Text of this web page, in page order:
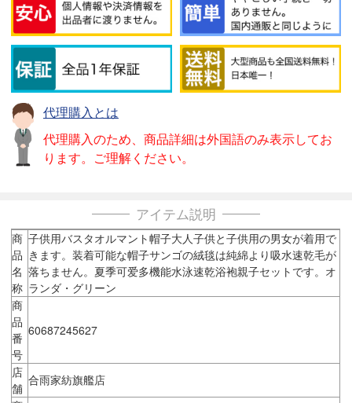
代理購入とは
代理購入のため、商品詳細は外国語のみ表示してお
ります。ご理解ください。
アイテム説明
商
品
名
称
子供用バスタオルマント帽子大人子供と子供用の男女が着用で
きます。装着可能な帽子サンゴの絨毯は純綿より吸水速乾毛が
落ちません。夏季可爱多機能水泳速乾浴袍親子セットです。オ
ランダ・グリーン
商
品
番
号
60687245627
店
舗
合雨家紡旗艦店